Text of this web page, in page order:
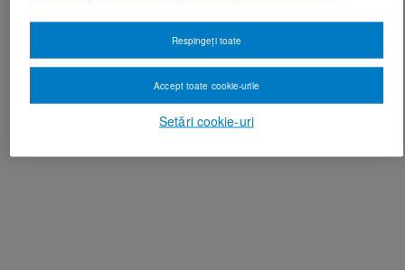
Setări cookie-uri
Respingeți toate
Accept toate cookie-urile